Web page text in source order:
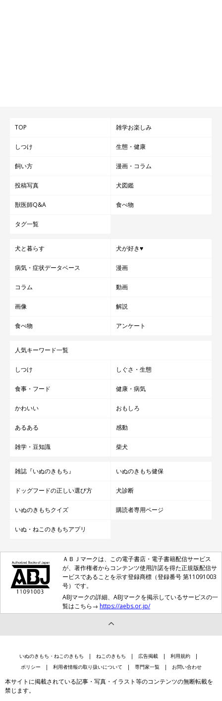
TOP 雑学お楽しみ
しつけ 生態・健康
飼い方 漫画・コラム
投稿写真 犬図鑑
獣医師Q&A 食べ物
タグ一覧
犬と暮らす 犬が好き♥
病気・症状データベース 漫画
コラム 動画
画像 解説
食べ物 アンケート
人気キーワード一覧
しつけ しぐさ・生態
食事・フード 健康・病気
かわいい おもしろ
あるある 感動
雑学・豆知識 柴犬
雑誌『いぬのきもち』 いぬのきもち健保
ドッグフードの正しい選び方 犬診断
いぬのきもちクイズ 購読者専用ページ
いぬ・ねこのきもちアプリ
ＡＢＪマークは、この電子書店・電子書籍配信サービス
が、著作権者からコンテンツ使用許諾を得た正規版配信サ
ービスであることを示す登録商標（登録番号 第11091003
号）です。
ABJマークの詳細、ABJマークを掲示しているサービスの一
覧はこちら→ https://aebs.or.jp/
いぬのきもち・ねこのきもち ねこのきもち 広告掲載
利用規約
ポリシー
利用者情報の取り扱いについて 専門家一覧 お問い合わせ
本サイトに掲載されている記事・写真・イラスト等のコンテンツの無断転載を
禁じます。